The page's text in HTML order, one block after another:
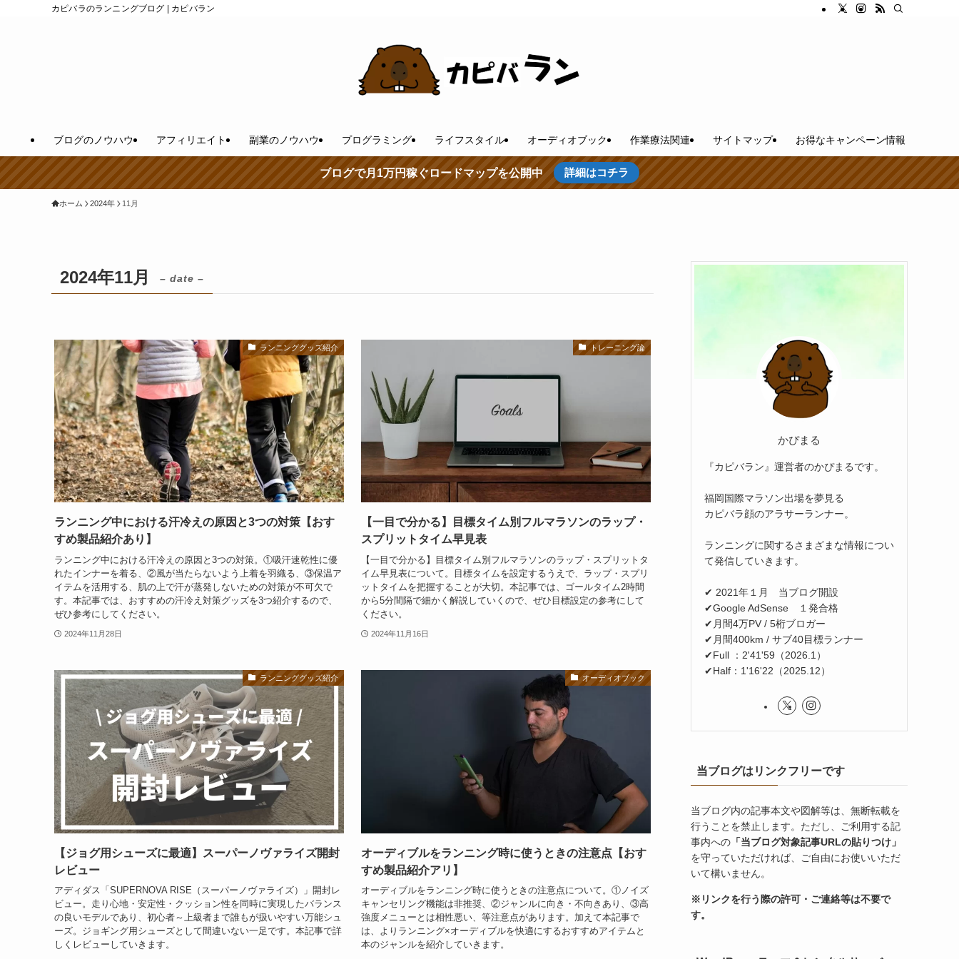
カピバラのランニングブログ | カピバラン
ブログのノウハウ アフィリエイト 副業のノウハウ プログラミング ライフスタイル オーディオブック 作業療法関連 サイトマップ お得なキャンペーン情報
ブログで月1万円稼ぐロードマップを公開中 詳細はコチラ
ホーム 2024年 11月
2024年11月 – date –
ランニンググッズ紹介
ランニング中における汗冷えの原因と3つの対策【おす
すめ製品紹介あり】
ランニング中における汗冷えの原因と3つの対策。①吸汗速乾性に優
れたインナーを着る、②風が当たらないよう上着を羽織る、③保温ア
イテムを活用する、肌の上で汗が蒸発しないための対策が不可欠で
す。本記事では、おすすめの汗冷え対策グッズを3つ紹介するので、
ぜひ参考にしてください。
2024年11月28日
トレーニング論
【一目で分かる】目標タイム別フルマラソンのラップ・
スプリットタイム早見表
【一目で分かる】目標タイム別フルマラソンのラップ・スプリットタ
イム早見表について。目標タイムを設定するうえで、ラップ・スプリ
ットタイムを把握することが大切。本記事では、ゴールタイム2時間
から5分間隔で細かく解説していくので、ぜひ目標設定の参考にして
ください。
2024年11月16日
ランニンググッズ紹介
【ジョグ用シューズに最適】スーパーノヴァライズ開封
レビュー
アディダス「SUPERNOVA RISE（スーパーノヴァライズ）」開封レ
ビュー。走り心地・安定性・クッション性を同時に実現したバランス
の良いモデルであり、初心者～上級者まで誰もが扱いやすい万能シュ
ーズ。ジョギング用シューズとして間違いない一足です。本記事で詳
しくレビューしていきます。
オーディオブック
オーディブルをランニング時に使うときの注意点【おす
すめ製品紹介アリ】
オーディブルをランニング時に使うときの注意点について。①ノイズ
キャンセリング機能は非推奨、②ジャンルに向き・不向きあり、③高
強度メニューとは相性悪い、等注意点があります。加えて本記事で
は、よりランニング×オーディブルを快適にするおすすめアイテムと
本のジャンルを紹介していきます。
かぴまる
『カピバラン』運営者のかぴまるです。
福岡国際マラソン出場を夢見る
カピバラ顔のアラサーランナー。
ランニングに関するさまざまな情報につい
て発信していきます。
✔ 2021年１月 当ブログ開設
✔Google AdSense １発合格
✔月間4万PV / 5桁ブロガー
✔月間400km / サブ40目標ランナー
✔Full ：2'41'59（2026.1）
✔Half：1'16'22（2025.12）
当ブログはリンクフリーです
当ブログ内の記事本文や図解等は、無断転載を
行うことを禁止します。ただし、ご利用する記
事内への 「当ブログ対象記事URLの貼りつけ」
を守っていただければ、ご自由にお使いいただ
いて構いません。
※リンクを行う際の許可・ご連絡等は不要で
す。